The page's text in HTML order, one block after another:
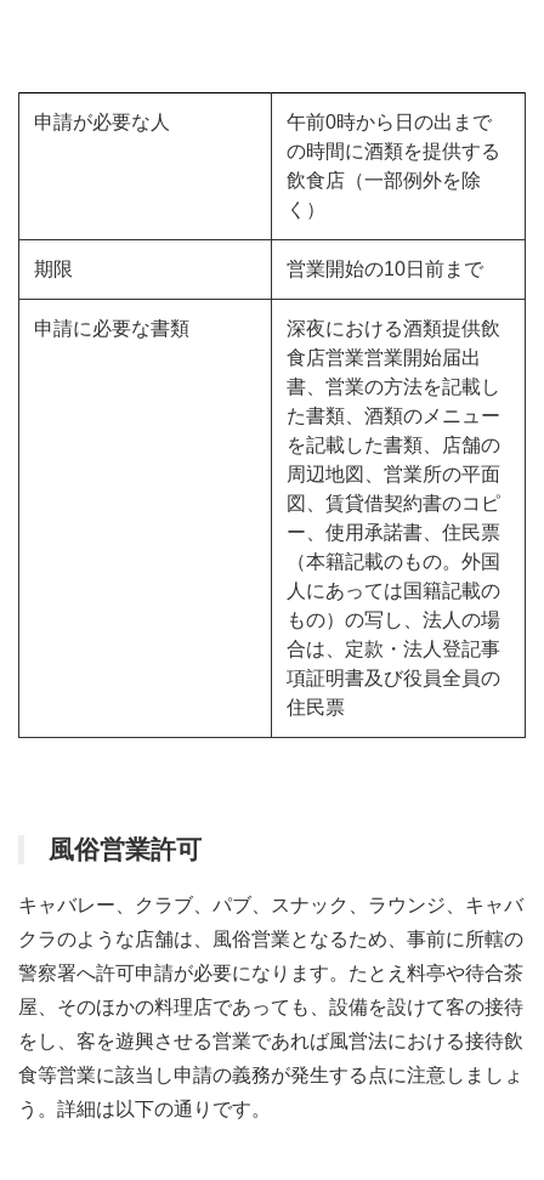
申請が必要な人
午前0時から日の出まで
の時間に酒類を提供する
飲食店（一部例外を除
く）
期限 営業開始の10日前まで
申請に必要な書類
深夜における酒類提供飲
食店営業営業開始届出
書、営業の方法を記載し
た書類、酒類のメニュー
を記載した書類、店舗の
周辺地図、営業所の平面
図、賃貸借契約書のコピ
ー、使用承諾書、住民票
（本籍記載のもの。外国
人にあっては国籍記載の
もの）の写し、法人の場
合は、定款・法人登記事
項証明書及び役員全員の
住民票
風俗営業許可
キャバレー、クラブ、パブ、スナック、ラウンジ、キャバ
クラのような店舗は、風俗営業となるため、事前に所轄の
警察署へ許可申請が必要になります。たとえ料亭や待合茶
屋、そのほかの料理店であっても、設備を設けて客の接待
をし、客を遊興させる営業であれば風営法における接待飲
食等営業に該当し申請の義務が発生する点に注意しましょ
う。詳細は以下の通りです。